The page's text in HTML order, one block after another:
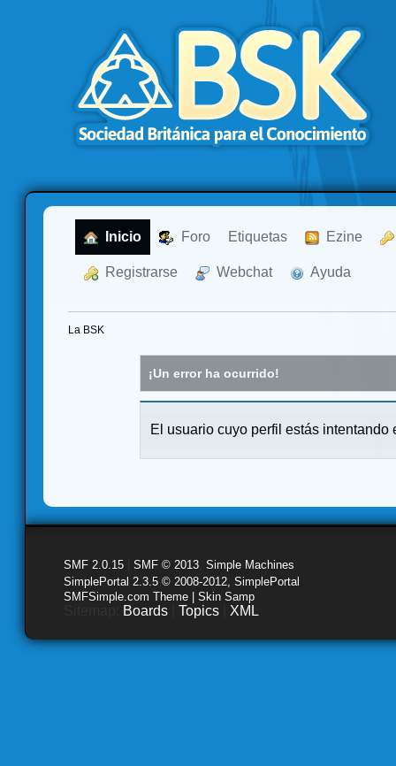
Inicio Foro Etiquetas Ezine
Registrarse Webchat Ayuda
La BSK
¡Un error ha ocurrido!
El usuario cuyo perfil estás intentando
SMF 2.0.15 SMF © 2013 Simple Machines
SimplePortal 2.3.5 © 2008-2012, SimplePortal
SMFSimple.com Theme | Skin Samp
Boards Topics XML